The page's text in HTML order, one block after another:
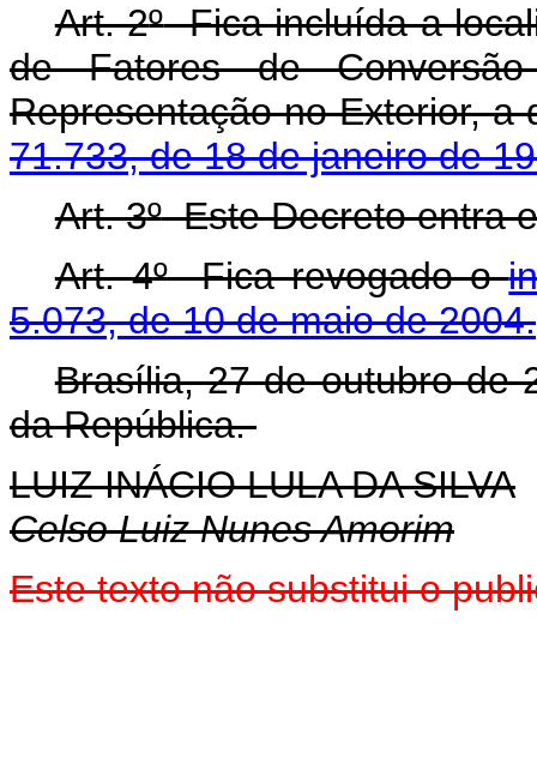
Art. 2ºFica incluída a
de Fatores de
Representação no Exterior,
71.733, de 18 de janeiro de
Art. 3ºEste Decreto entra
Art. 4ºFica revogado o
5.073, de 10 de maio de 2004.
Brasília, 27 de outubro de
da República.
LUIZ INÁCIO LULA DA SILVA
Celso Luiz Nunes Amorim
Este texto não substitui o